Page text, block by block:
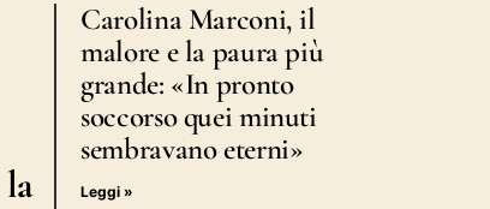
Carolina Marconi, il
malore e la paura più
grande: «In pronto
soccorso quei minuti
sembravano eterni»
Leggi »